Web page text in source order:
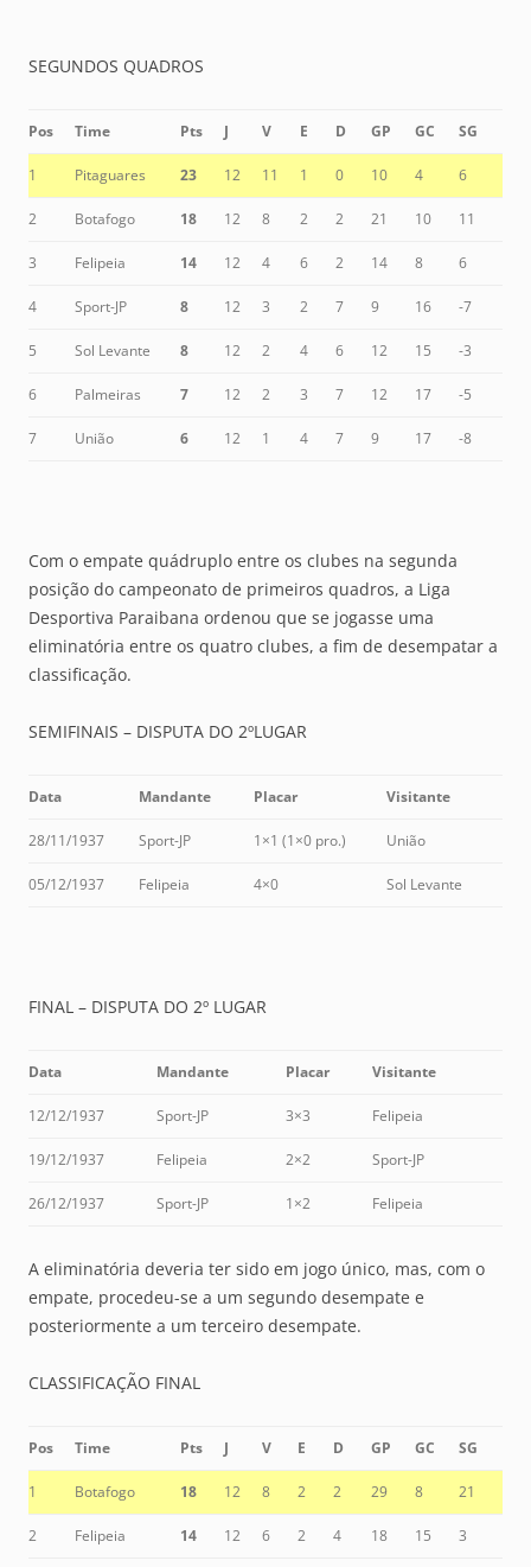
SEGUNDOS QUADROS
Pos Time Pts J V E D GP GC SG
1 Pitaguares 23 12 11 1 0 10 4 6
2 Botafogo 18 12 8 2 2 21 10 11
3 Felipeia 14 12 4 6 2 14 8 6
4 Sport-JP 8 12 3 2 7 9 16 -7
5 Sol Levante 8 12 2 4 6 12 15 -3
6 Palmeiras 7 12 2 3 7 12 17 -5
7 União 6 12 1 4 7 9 17 -8
Com o empate quádruplo entre os clubes na segunda
posição do campeonato de primeiros quadros, a Liga
Desportiva Paraibana ordenou que se jogasse uma
eliminatória entre os quatro clubes, a fim de desempatar a
classificação.
SEMIFINAIS – DISPUTA DO 2ºLUGAR
Data Mandante Placar Visitante
28/11/1937 Sport-JP 1×1 (1×0 pro.) União
05/12/1937 Felipeia 4×0 Sol Levante
FINAL – DISPUTA DO 2º LUGAR
Data Mandante Placar Visitante
12/12/1937 Sport-JP 3×3 Felipeia
19/12/1937 Felipeia 2×2 Sport-JP
26/12/1937 Sport-JP 1×2 Felipeia
A eliminatória deveria ter sido em jogo único, mas, com o
empate, procedeu-se a um segundo desempate e
posteriormente a um terceiro desempate.
CLASSIFICAÇÃO FINAL
Pos Time Pts J V E D GP GC SG
1 Botafogo 18 12 8 2 2 29 8 21
2 Felipeia 14 12 6 2 4 18 15 3